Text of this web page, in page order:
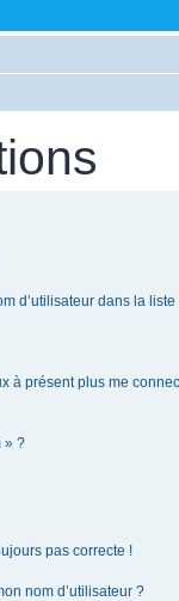
d’utilisateur dans la liste
à présent plus me
» ?
pas correcte !
nom d’utilisateur ?